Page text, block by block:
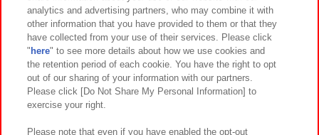
関連会社 サステナビリティ サイトポリシー
プライバシーポリシー ウェブアクセシビリティ方針と検証結果
お取引先さまとともに
カスタマーハラスメント対応方針 よくあるご質問・お問い合わせ
analytics and advertising partners, who may combine it with
other information that you have provided to them or that they
have collected from your use of their services. Please click
" here" to see more details about how we use cookies and
the retention period of each cookie. You have the right to opt
out of our sharing of your information with our partners.
Please click [Do Not Share My Personal Information] to
exercise your right.
Please note that even if you have enabled the opt-out